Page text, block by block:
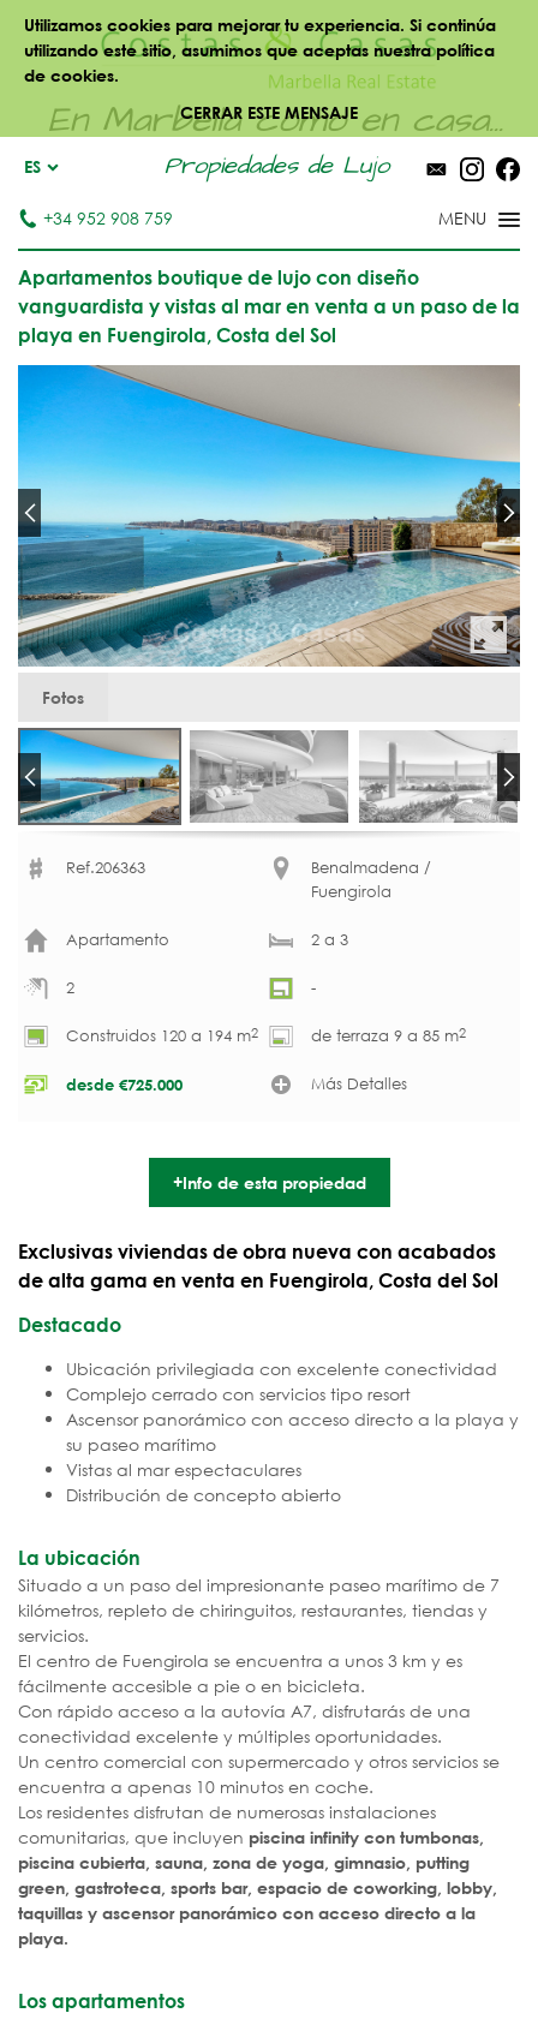
Utilizamos cookies para mejorar tu experiencia. Si continúa
utilizando este sitio, asumimos que aceptas nuestra política
de cookies.
CERRAR ESTE MENSAJE
En Marbella como en casa...
Propiedades de Lujo
ES
+34 952 908 759
Apartamentos boutique de lujo con diseño
vanguardista y vistas al mar en venta a un paso de la
playa en Fuengirola, Costa del Sol
Fotos
Ref.206363
Benalmadena /
Fuengirola
Apartamento 2 a 3
2 -
Construidos 120 a 194 m2 de terraza 9 a 85 m2
desde €725.000 Más Detalles
+Info de esta propiedad
Exclusivas viviendas de obra nueva con acabados
de alta gama en venta en Fuengirola, Costa del Sol
Destacado
Ubicación privilegiada con excelente conectividad
Complejo cerrado con servicios tipo resort
Ascensor panorámico con acceso directo a la playa y
su paseo marítimo
Vistas al mar espectaculares
Distribución de concepto abierto
La ubicación
Situado a un paso del impresionante paseo marítimo de 7
kilómetros, repleto de chiringuitos, restaurantes, tiendas y
servicios.
El centro de Fuengirola se encuentra a unos 3 km y es
fácilmente accesible a pie o en bicicleta.
Con rápido acceso a la autovía A7, disfrutarás de una
conectividad excelente y múltiples oportunidades.
Un centro comercial con supermercado y otros servicios se
encuentra a apenas 10 minutos en coche.
Los residentes disfrutan de numerosas instalaciones
comunitarias, que incluyen piscina infinity con tumbonas,
piscina cubierta, sauna, zona de yoga, gimnasio, putting
green, gastroteca, sports bar, espacio de coworking, lobby,
taquillas y ascensor panorámico con acceso directo a la
playa.
Los apartamentos